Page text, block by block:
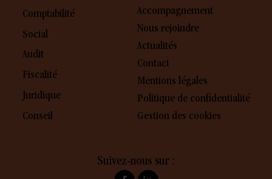
Comptabilité
Social
Audit
Fiscalité
Juridique
Conseil
Accompagnement
Nous rejoindre
Actualités
Contact
Mentions légales
Politique de confidentialité
Gestion des cookies
Suivez-nous sur :